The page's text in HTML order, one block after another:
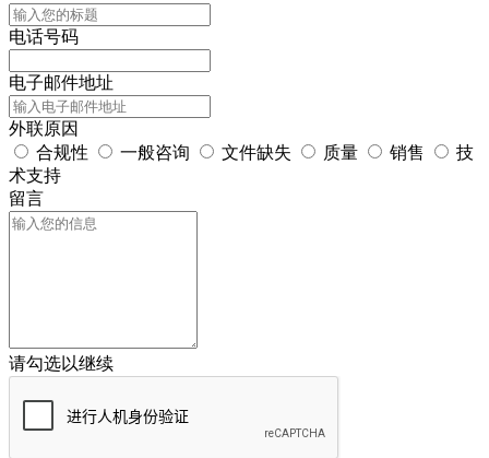
电话号码
电子邮件地址
外联原因
合规性
一般咨询 文件缺失 质量 销售
技
术支持
留言
请勾选以继续